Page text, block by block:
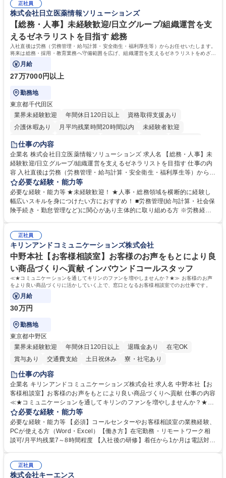
でも質問・相談できる環境が整っているため、安心して成長できます。 募
集職種 【森ビルG】人事・総務◆賞与5ヶ月◆年休120日◆残業少なめ◆
リモート可
務に挑戦できるため、自身の成長と組織への貢献度をダイレクトに実感で
きます。 残業少なめ、週1日リモート可など、ワークライフバランスを保
ち長期活躍できる環境です。 「これまでの幅広い経験を活かし、長期的な
キャリアを築きたい」という前向きな意欲と挑戦を全力で応援します。 学
歴・資格 学歴：大学院 大学 高専 短大 専修学校 高校 語学力： 資格：日商
簿記検定1級 日商簿記検定2級 日商簿記検定3級
正社員
株式会社日立医薬情報ソリューションズ
【総務・人事】未経験歓迎/日立グループ/組織運営を支
えるゼネラリストを目指す 総務
入社直後は労務（労務管理・給与計算・安全衛生・福利厚生等）からお任せいたします。
将来は総務・採用・教育業務へ守備範囲を広げ、組織運営を支えるゼネラリストをめざせ
ます。
月給
27万7000円以上
勤務地
東京都千代田区
業界未経験歓迎
年間休日120日以上
資格取得支援あり
介護休暇あり
月平均残業時間20時間以内
未経験者歓迎
住宅手当あり
育休あり
完全週休2日制 交通費支給 土日祝休み 寮・社宅あり
仕事の内容
企業名 株式会社日立医薬情報ソリューションズ 求人名 【総務・人事】未
経験歓迎/日立グループ/組織運営を支えるゼネラリストを目指す 仕事の内
容 入社直後は労務（労務管理・給与計算・安全衛生・福利厚生等）からお
任せいたします。将来は総務・採用・教育業務へ守備範囲を広げ、組織運
営を支えるゼネラリストをめざせます。 ・初期業務：労働時間管理、給与
計算、社会保険対応、福利厚生管理、安全衛生、健康経営推進等をお任せ
します。ご経験に応じて、休職者管理など、幅広く経験を積んでいただき
幅広く経験を積みたい意欲がある方に最適な環境です。 募集職種 【総
務・人事】未経験歓迎/日立グループ/組織運営を支えるゼネラリストを目
指す
必要な経験・能力等
必要な経験・能力等 ★未経験歓迎！ ★人事・総務領域を横断的に経験し
幅広いスキルを身につけたい方におすすめ！ ■労務管理(給与計算・社会保
険手続き・勤怠管理など)に関心があり主体的に取り組める方 ※労務経験
のご経験 ■労務管理（給与計算・社会保険手続き・勤怠管理など）の経験
■衛生管理者の資格をお持ちの方 学歴・資格 学歴：大学院 大学 高専 短大
専修学校 高校 語学力： 資格：
正社員
キリンアンドコミュニケーションズ株式会社
中野本社【お客様相談室】お客様のお声をもとにより良
い商品づくりへ貢献 インバウンドコールスタッフ
≪★コミュニケーションを通してキリンのファンを増やしませんか？★≫ お客様のお声
をより良い商品づくりに活かしていく上で、窓口となるお客様相談室でのお仕事です。
月給
30万円
勤務地
東京都中野区
業界未経験歓迎
年間休日120日以上 退職金あり
在宅OK
賞与あり
交通費支給 土日祝休み 寮・社宅あり
仕事の内容
企業名 キリンアンドコミュニケーションズ株式会社 求人名 中野本社【お
客様相談室】お客様のお声をもとにより良い商品づくりへ貢献 仕事の内容
≪★コミュニケーションを通してキリンのファンを増やしませんか？★≫
お客様のお声をより良い商品づくりに活かしていく上で、窓口となるお客
様相談室でのお仕事です。 日々お客様からいただくキリングループへのご
意見を、企業活動に活かしています。お客様からの声に迅速かつ誠意をも
って対応、情報提供するとともにグループ内活動に反映しています。 【具
平均100件前後■メール・手紙：同上40件前後 募集職種 中野本社【お客様
相談室】お客様のお声をもとにより良い商品づくりへ貢献
必要な経験・能力等
必要な経験・能力等 【必須】コールセンターやお客様相談室の業務経験、
PCが使える方（Word・Excel）【働き方】在宅勤務・リモートワーク相
談可/月平均残業7～8時間程度 【入社後の研修】着任から1か月は電話対応
すのでご安心ください。 【当社について】キリングループの広報機能を担
う会社として、お客様との出会いを大切にし、磨き上げたホスピタリティ
正社員
株式会社キーエンス